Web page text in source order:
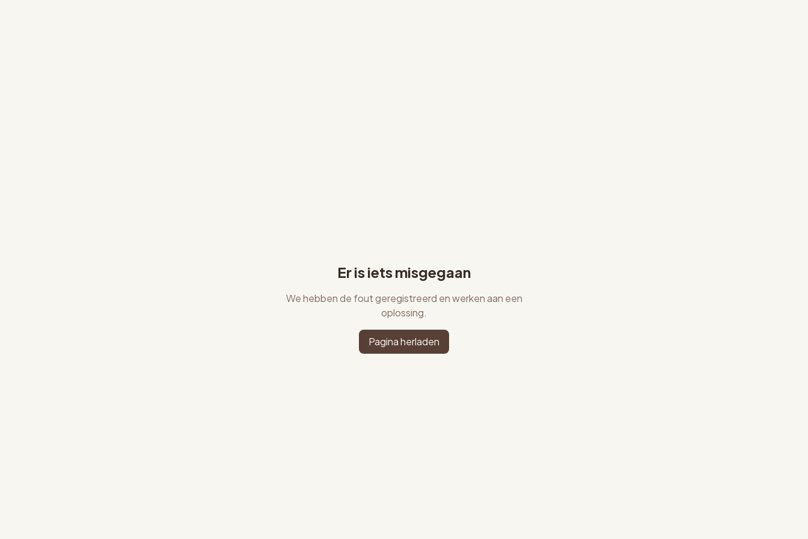
Er is iets misgegaan
We hebben de fout geregistreerd en werken aan een
oplossing.
Pagina herladen